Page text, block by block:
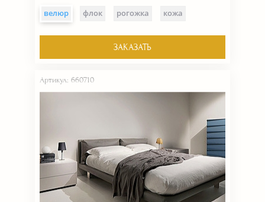
велюр
флок рогожка кожа
ЗАКАЗАТЬ
Артикул: 660710